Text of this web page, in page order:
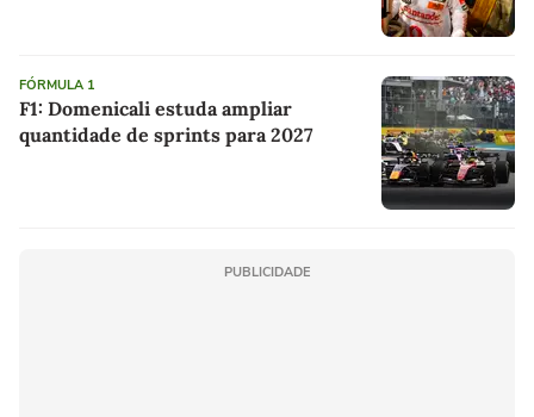
FÓRMULA 1
F1: Domenicali estuda ampliar
quantidade de sprints para 2027
PUBLICIDADE